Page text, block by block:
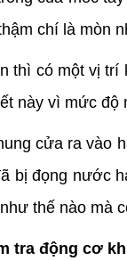
chí là mòn
thì có một vị trí
này vì mức
cửa ra vào
bị đọng nước
thế nào mà
tra động cơ